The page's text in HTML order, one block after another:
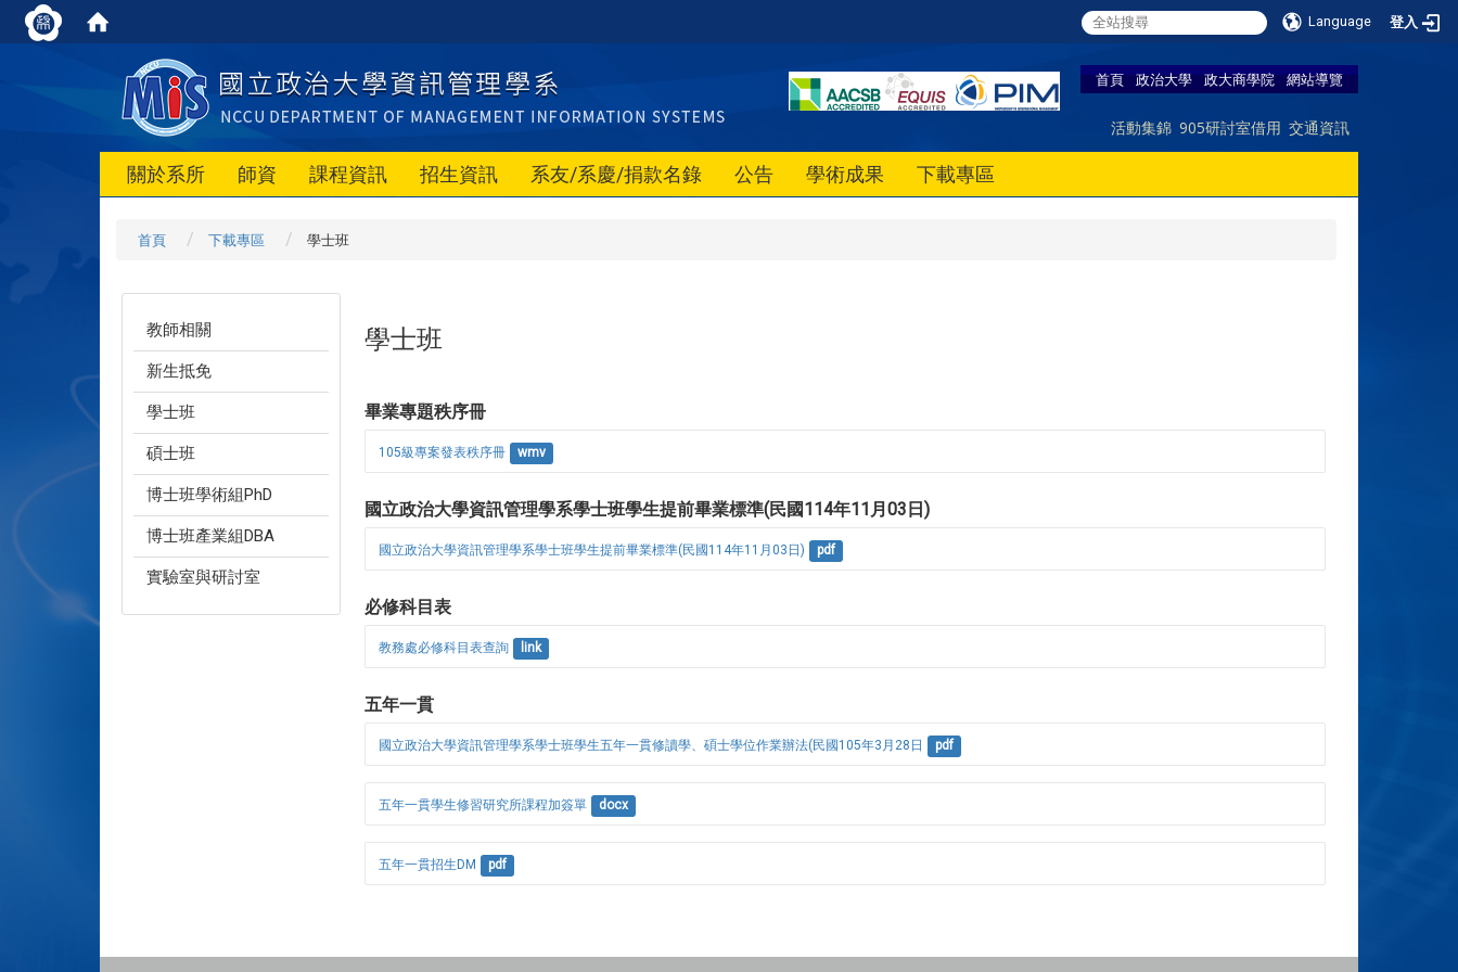
Language 登入
首頁 政治大學 政大商學院 網站導覽
活動集錦 905研討室借用 交通資訊
關於系所 師資 課程資訊 招生資訊 系友/系慶/捐款名錄 公告 學術成果 下載專區
首頁 下載專區 學士班
教師相關
新生抵免
學士班
碩士班
博士班學術組PhD
博士班產業組DBA
實驗室與研討室
學士班
畢業專題秩序冊
105級專案發表秩序冊 wmv
國立政治大學資訊管理學系學士班學生提前畢業標準(民國114年11月03日)
國立政治大學資訊管理學系學士班學生提前畢業標準(民國114年11月03日) pdf
必修科目表
教務處必修科目表查詢 link
五年一貫
國立政治大學資訊管理學系學士班學生五年一貫修讀學、碩士學位作業辦法(民國105年3月28日 pdf
五年一貫學生修習研究所課程加簽單 docx
五年一貫招生DM pdf